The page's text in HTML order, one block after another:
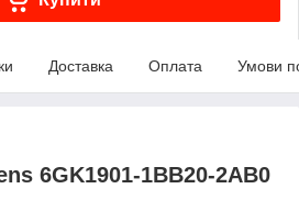
Доставка Оплата Умови
6GK1901-1BB20-2AB0